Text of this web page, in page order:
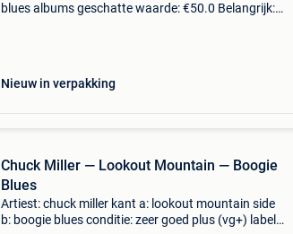
blues albums geschatte waarde: €50.0 Belangrijk:
Nieuw in verpakking
Chuck Miller — Lookout Mountain — Boogie
Blues
Artiest: chuck miller kant a: lookout mountain side
b: boogie blues conditie: zeer goed plus (vg+) label: